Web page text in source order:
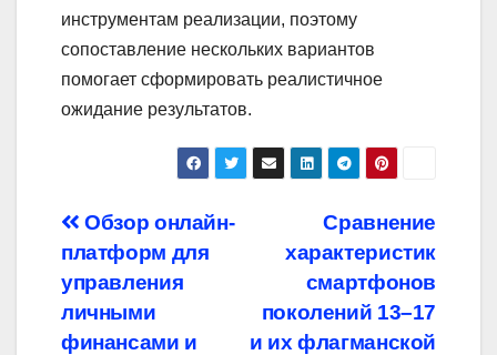
инструментам реализации, поэтому
сопоставление нескольких вариантов
помогает сформировать реалистичное
ожидание результатов.
Навигация
по
записям
Сравнение
характеристик
смартфонов
поколений 13–17
и их флагманской
Обзор онлайн-
платформ для
управления
личными
финансами и